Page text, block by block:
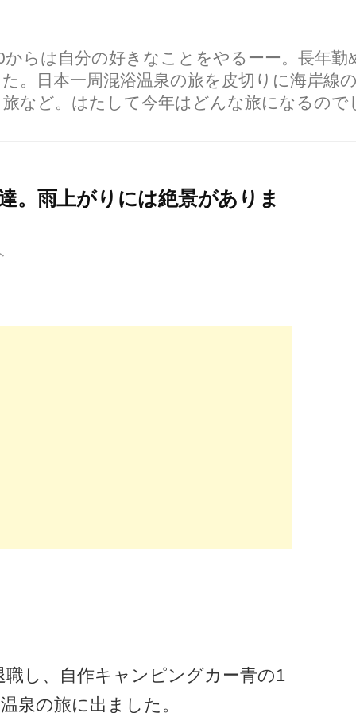
らは自分の好きなことをやるーー。長年
。日本一周混浴温泉の旅を皮切りに海岸線
など。はたして今年はどんな旅になるので
。雨上がりには絶景がありま
職し、自作キャンピングカー青の1
泉の旅に出ました。